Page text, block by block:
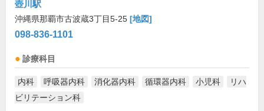
壺川駅
沖縄県那覇市古波蔵3丁目5-25 [地図]
098-836-1101
診療科目
内科 呼吸器内科 消化器内科 循環器内科 小児科
リハ
ビリテーション科